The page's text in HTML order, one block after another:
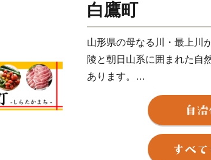
白鷹町
山形県の母なる川・最上川
陵と朝日山系に囲まれた自
あります。
樹齢約1200年の薬師桜や